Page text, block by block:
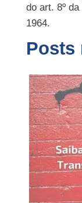
do art. 8º
1964.
Posts